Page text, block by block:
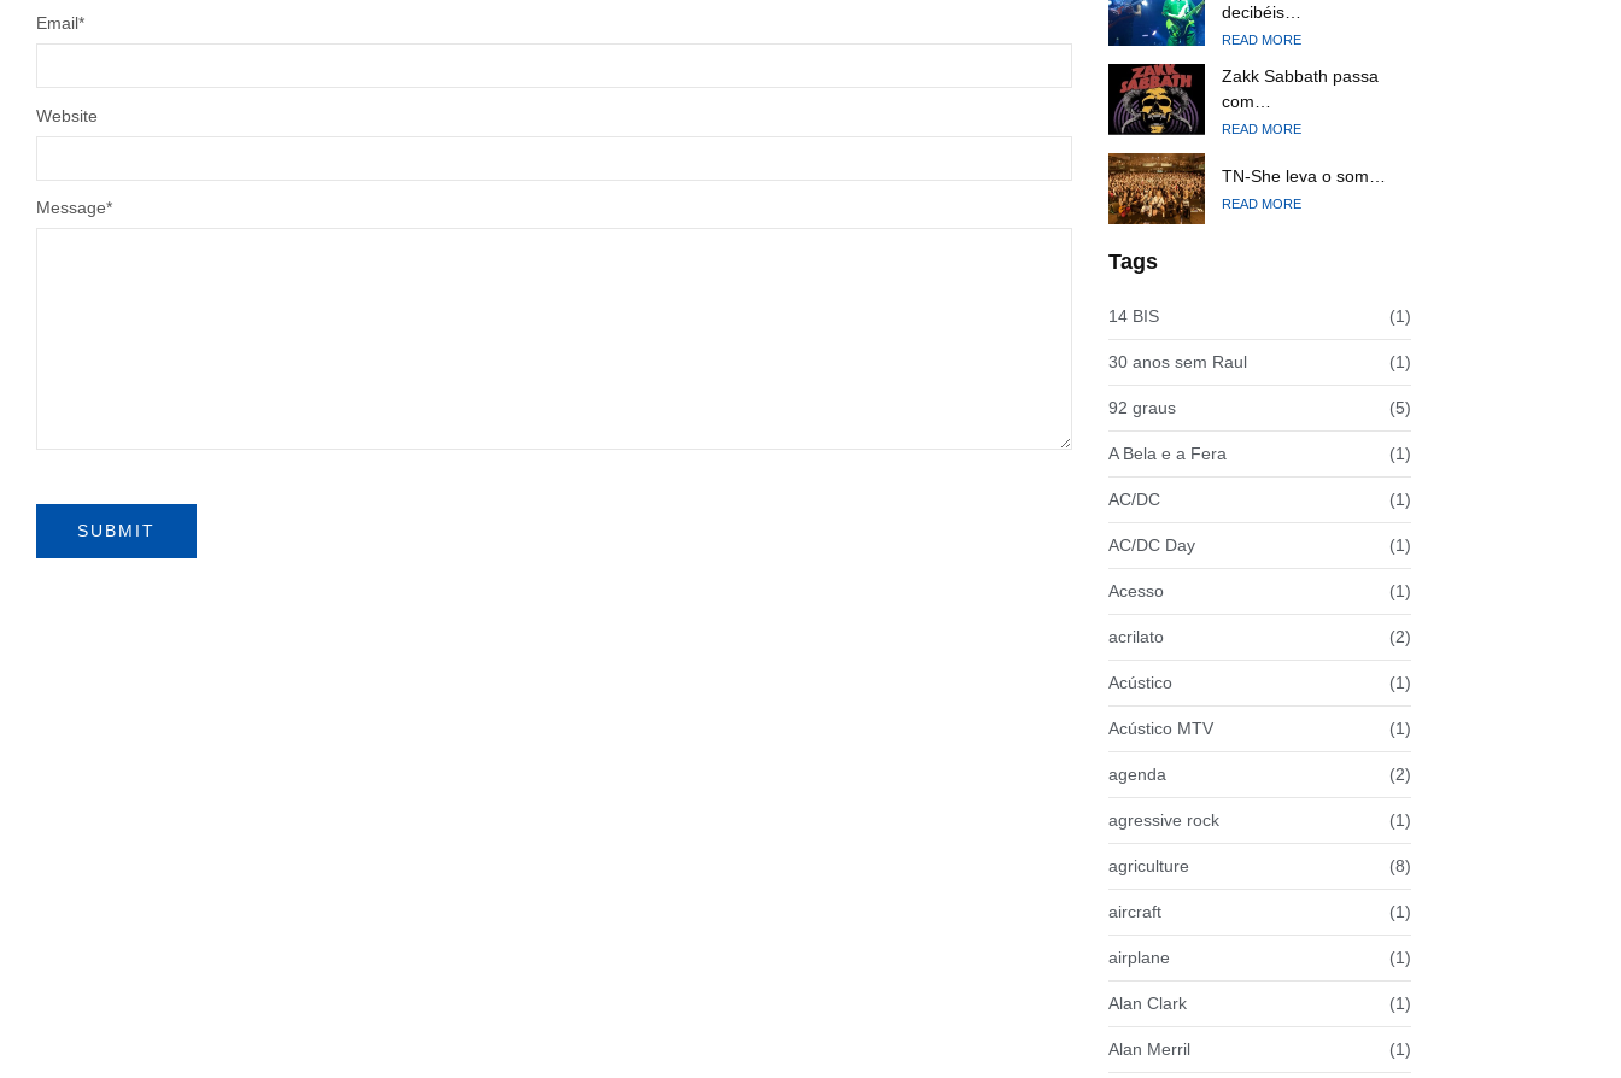
Message*
Email*
Website
decibéis…
READ MORE
Zakk Sabbath passa
com…
READ MORE
TN-She leva o som…
READ MORE
Tags
14 BIS (1)
30 anos sem Raul (1)
92 graus (5)
A Bela e a Fera (1)
AC/DC (1)
AC/DC Day (1)
Acesso (1)
acrilato (2)
Acústico (1)
Acústico MTV (1)
agenda (2)
agressive rock (1)
agriculture (8)
aircraft (1)
airplane (1)
Alan Clark (1)
Alan Merril (1)